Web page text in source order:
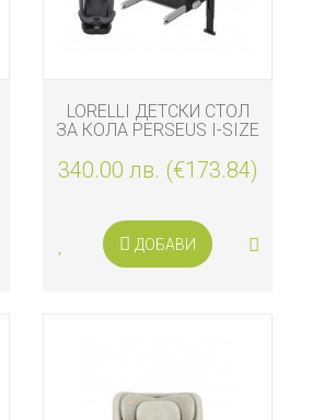
LORELLI ДЕТСКИ СТОЛ
ЗА КОЛА PERSEUS I-SIZE
GREY
340.00 лв. (€173.84)
ДОБАВИ